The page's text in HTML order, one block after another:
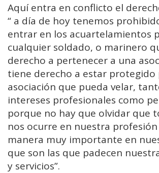
Aquí entra en conflicto el
“ a día de hoy tenemos
entrar en los acuartelamientos
cualquier soldado, o marinero
derecho a pertenecer a una
tiene derecho a estar protegido
asociación que pueda velar,
intereses profesionales como
porque no hay que olvidar que
nos ocurre en nuestra
manera muy importante en
que son las que padecen
y servicios”.